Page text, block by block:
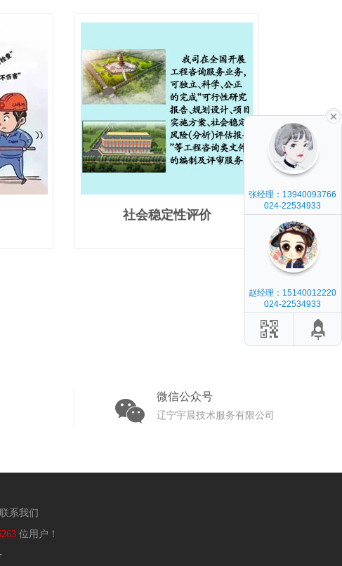
社会稳定性评价
微信公众号
辽宁宇晨技术服务有限公司
联系我们
位用户！
张经理：13940093766
024-22534933
赵经理：15140012220
024-22534933